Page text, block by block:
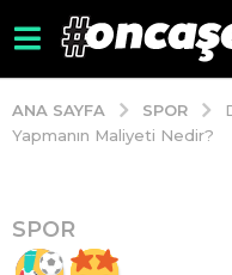
ANA SAYFA SPOR
Yapmanın Maliyeti Nedir?
8
y
SPOR